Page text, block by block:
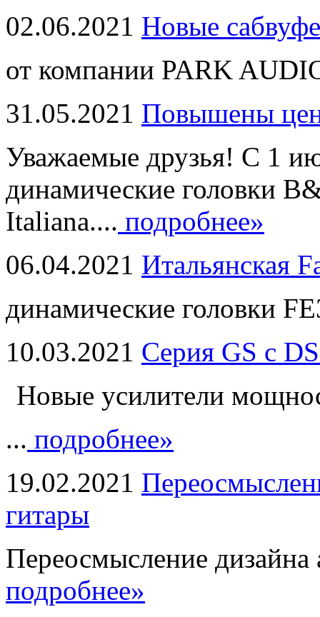
02.06.2021 Новые
от компании PARK
31.05.2021 Повышены
Уважаемые друзья! С 1
динамические головки
Italiana.... подробнее»
06.04.2021 Итальянская
динамические головки
10.03.2021 Серия GS с
Новые усилители
... подробнее»
19.02.2021
гитары
Переосмысление дизайна
подробнее»